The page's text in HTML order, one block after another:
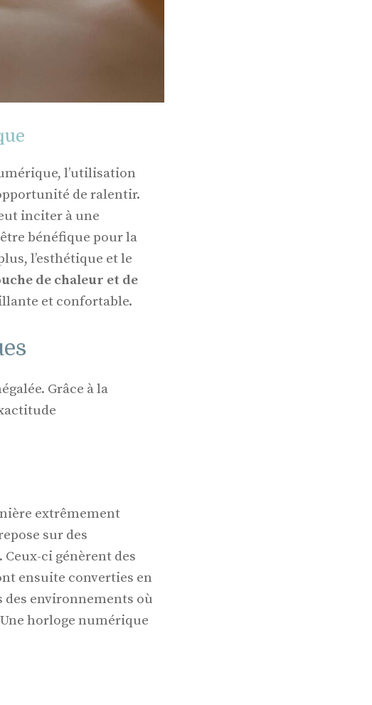
l’utilisation
de ralentir.
inciter à une
bénéfique pour la
l’esthétique et le
de chaleur et de
et confortable.
Grâce à la
extrêmement
sur des
ci génèrent des
ensuite converties en
environnements où
horloge numérique